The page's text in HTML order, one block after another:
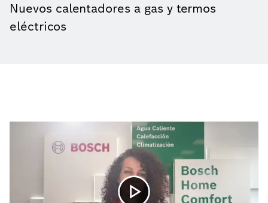
Nuevos calentadores a gas y termos
eléctricos